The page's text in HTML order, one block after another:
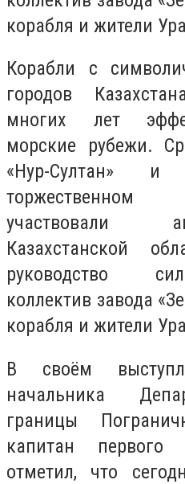
корабля и жители
Корабли с
городов
многих лет
морские рубежи.
«Нур-Султан» и
участвовали
Казахстанской
руководство
коллектив завода
корабля и жители
В своём
начальника
границы
капитан первого
отметил, что